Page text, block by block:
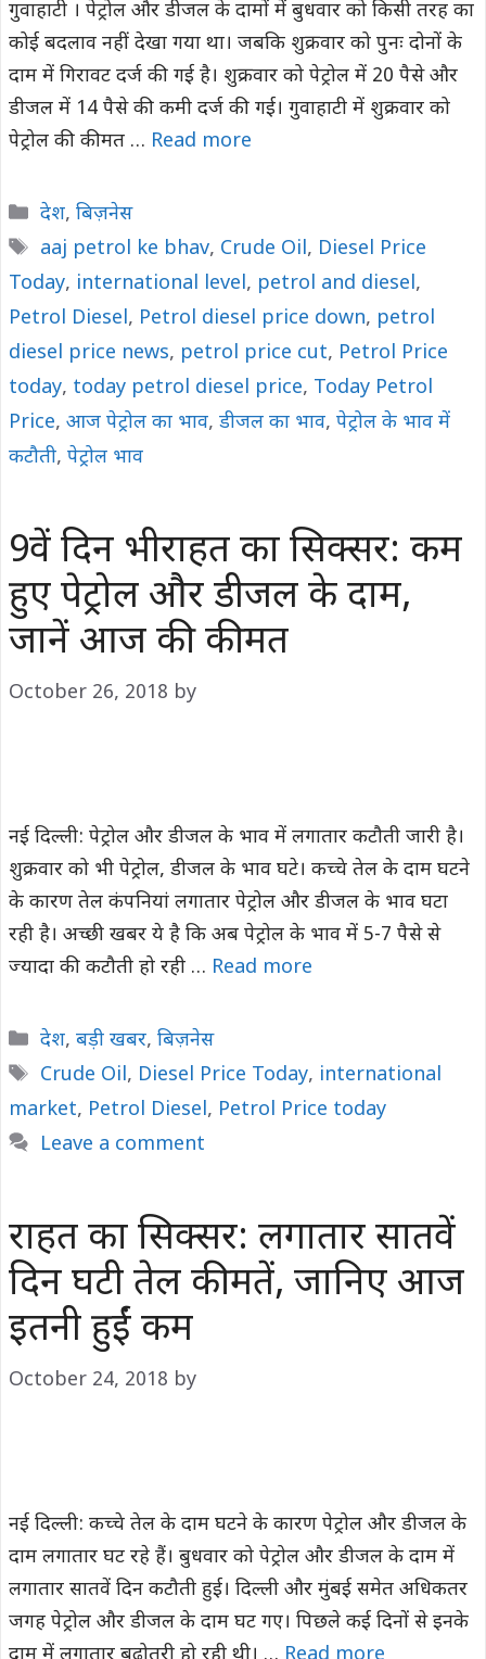
गुवाहाटी । पेट्रोल और डीजल के दामों में बुधवार को किसी तरह का
कोई बदलाव नहीं देखा गया था। जबकि शुक्रवार को पुनः दोनों के
दाम में गिरावट दर्ज की गई है। शुक्रवार को पेट्रोल में 20 पैसे और
डीजल में 14 पैसे की कमी दर्ज की गई। गुवाहाटी में शुक्रवार को
पेट्रोल की कीमत … Read more
Categories
देश, बिज़नेस
Tags
aaj petrol ke bhav, Crude Oil, Diesel Price
Today, international level, petrol and diesel,
Petrol Diesel, Petrol diesel price down, petrol
diesel price news, petrol price cut, Petrol Price
today, today petrol diesel price, Today Petrol
Price, आज पेट्रोल का भाव, डीजल का भाव, पेट्रोल के भाव में
कटौती, पेट्रोल भाव
9वें दिन भीराहत का सिक्सर: कम
हुए पेट्रोल और डीजल के दाम,
जानें आज की कीमत
October 26, 2018 by
नई दिल्ली: पेट्रोल और डीजल के भाव में लगातार कटौती जारी है।
शुक्रवार को भी पेट्रोल, डीजल के भाव घटे। कच्चे तेल के दाम घटने
के कारण तेल कंपनियां लगातार पेट्रोल और डीजल के भाव घटा
रही है। अच्छी खबर ये है कि अब पेट्रोल के भाव में 5-7 पैसे से
ज्यादा की कटौती हो रही … Read more
Categories
देश, बड़ी खबर, बिज़नेस
Tags
Crude Oil, Diesel Price Today, international
market, Petrol Diesel, Petrol Price today
Leave a comment
राहत का सिक्सर: लगातार सातवें
दिन घटी तेल कीमतें, जानिए आज
इतनी हुईं कम
October 24, 2018 by
नई दिल्ली: कच्चे तेल के दाम घटने के कारण पेट्रोल और डीजल के
दाम लगातार घट रहे हैं। बुधवार को पेट्रोल और डीजल के दाम में
लगातार सातवें दिन कटौती हुई। दिल्ली और मुंबई समेत अधिकतर
जगह पेट्रोल और डीजल के दाम घट गए। पिछले कई दिनों से इनके